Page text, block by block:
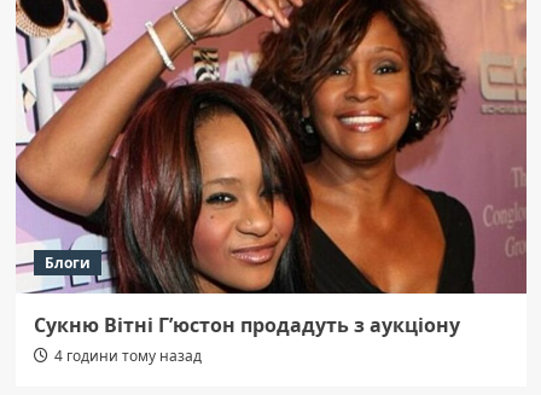
Блоги
Сукню Вітні Г’юстон продадуть з аукціону
4 години тому назад